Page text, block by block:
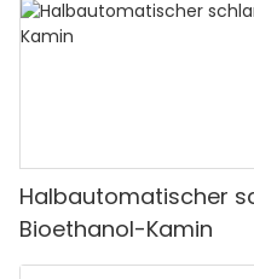
Halbautomatischer
Bioethanol-Kamin